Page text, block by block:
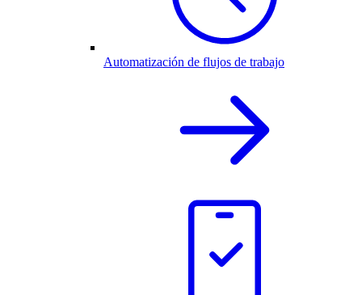
Automatización de flujos de trabajo